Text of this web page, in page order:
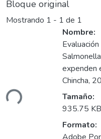
Bloque original
Mostrando 1 - 1 de 1
Nombre:
expenden
Chincha,
Tamaño:
935.75 KB
Formato: